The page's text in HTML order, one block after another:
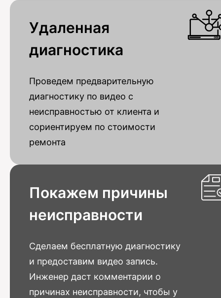
Удаленная
диагностика
Проведем предварительную
диагностику по видео с
неисправностью от клиента и
сориентируем по стоимости
ремонта
Покажем причины
неисправности
Сделаем бесплатную диагностику
и предоставим видео запись.
Инженер даст комментарии о
причинах неисправности, чтобы у